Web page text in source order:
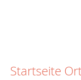
Startseite